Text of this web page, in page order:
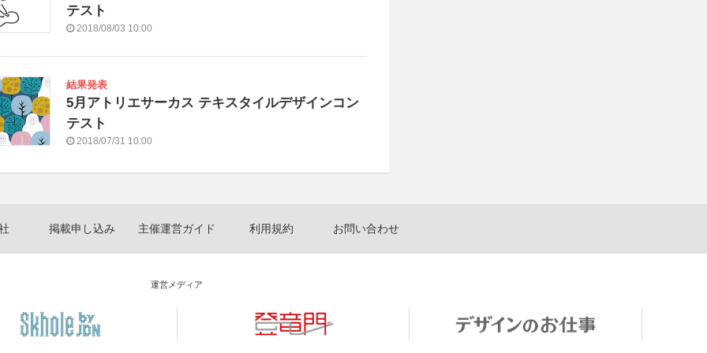
テスト
2018/08/03 10:00
結果発表
5月アトリエサーカス テキスタイルデザインコン
テスト
2018/07/31 10:00
掲載申し込み 主催運営ガイド 利用規約 お問い合わせ
運営メディア